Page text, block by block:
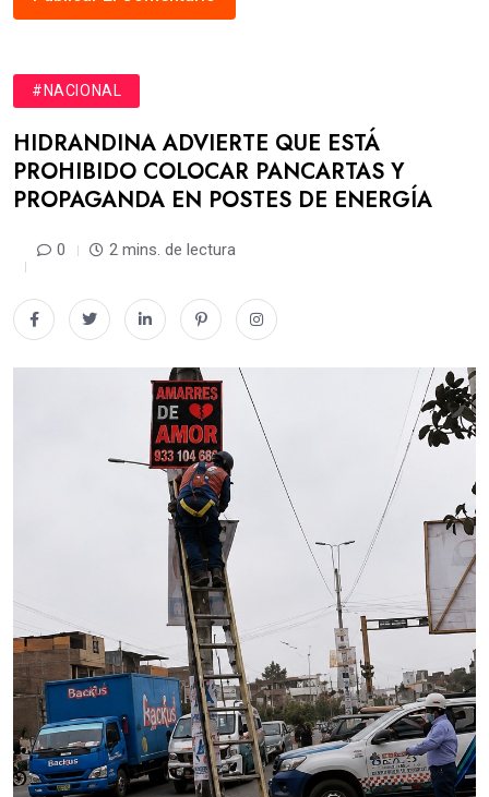
#NACIONAL
HIDRANDINA ADVIERTE QUE ESTÁ
PROHIBIDO COLOCAR PANCARTAS Y
PROPAGANDA EN POSTES DE ENERGÍA
0 2 mins. de lectura